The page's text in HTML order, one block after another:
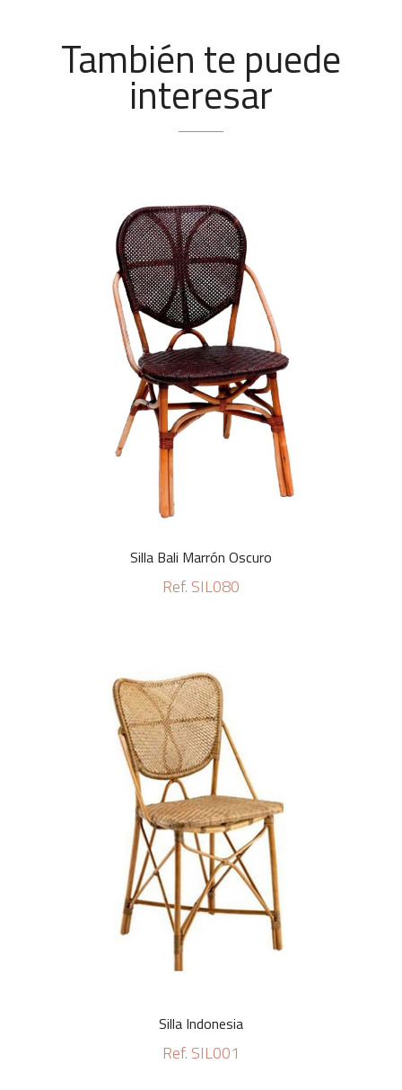
También te puede
interesar
Silla Bali Marrón Oscuro
Ref. SIL080
Silla Indonesia
Ref. SIL001